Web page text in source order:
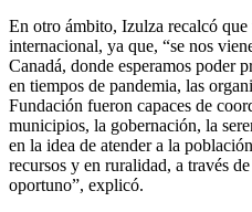
En otro ámbito, Izulza recalcó
internacional, ya que, “se nos
Canadá, donde esperamos poder
en tiempos de pandemia, las
Fundación fueron capaces de
municipios, la gobernación, la
en la idea de atender a la
recursos y en ruralidad, a través
oportuno”, explicó.